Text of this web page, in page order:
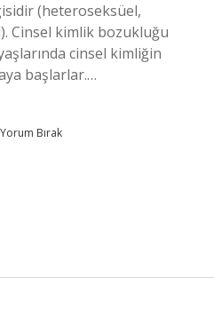
(heteroseksüel,
Cinsel kimlik bozukluğu
cinsel kimliğin
başlarlar.…
Yorum Bırak